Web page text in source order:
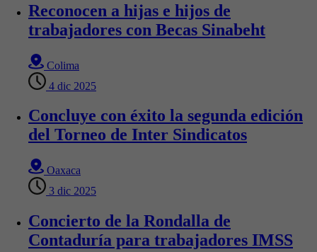
Reconocen a hijas e hijos de
trabajadores con Becas Sinabeht
Colima
4 dic 2025
Concluye con éxito la segunda edición
del Torneo de Inter Sindicatos
Oaxaca
3 dic 2025
Concierto de la Rondalla de
Contaduría para trabajadores IMSS